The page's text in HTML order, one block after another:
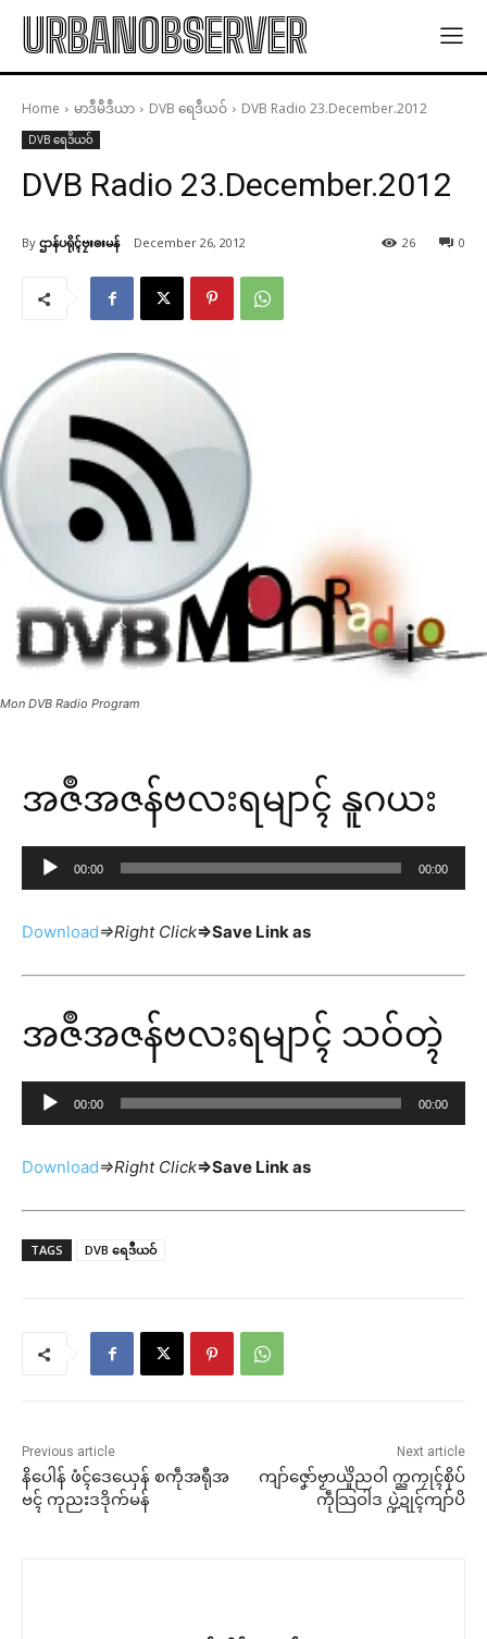
URBANOBSERVER
Home မာဒဳမဳဒဳယာ DVB ရေဒဳယဝ် DVB Radio 23.December.2012
DVB ရေဒဳယဝ်
DVB Radio 23.December.2012
By ဌာန်ပရိုၚ်ဗၠးၜးမန် December 26, 2012 0
26
Mon DVB Radio Program
အဇဳအဇန်ဗလးရမျာၚ် နူဂယး
u
i
o
l
y
00:00 00:00
Download=>Right Click=>Save Link as
အဇဳအဇန်ဗလးရမျာၚ် သဝ်တ္ၚဲ
u
i
o
P
l
00:00 00:00
Download=>Right Click=>Save Link as
TAGS DVB ရေဒဳယဝ်
Previous article
နိပေါန် ဖံၚ်ဒေယှေန် စကဵုအရီုအ
ဗၚ် ကုညးဒဒိုက်မန်
Next article
ကျာ်ဇၞော်ဗၟာယှိုဲညဝါ က္ညကၠုၚ်စိုပ်
ကဵုသြဝါဒ ပ္ဍဲဍုၚ်ကျာ်ပိ